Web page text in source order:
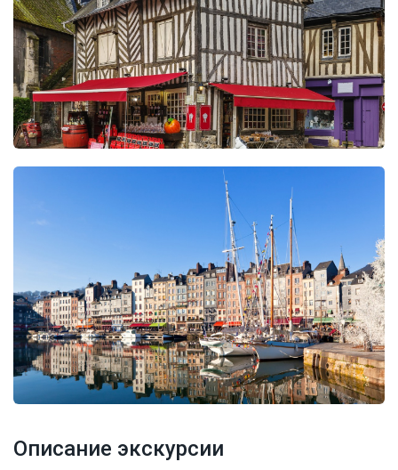
Описание экскурсии